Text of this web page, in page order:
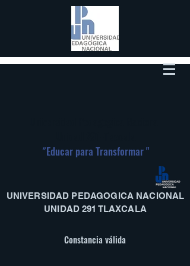
"Educar para Transformar "
UNIVERSIDAD PEDAGOGICA NACIONAL
UNIDAD 291 TLAXCALA
Constancia válida